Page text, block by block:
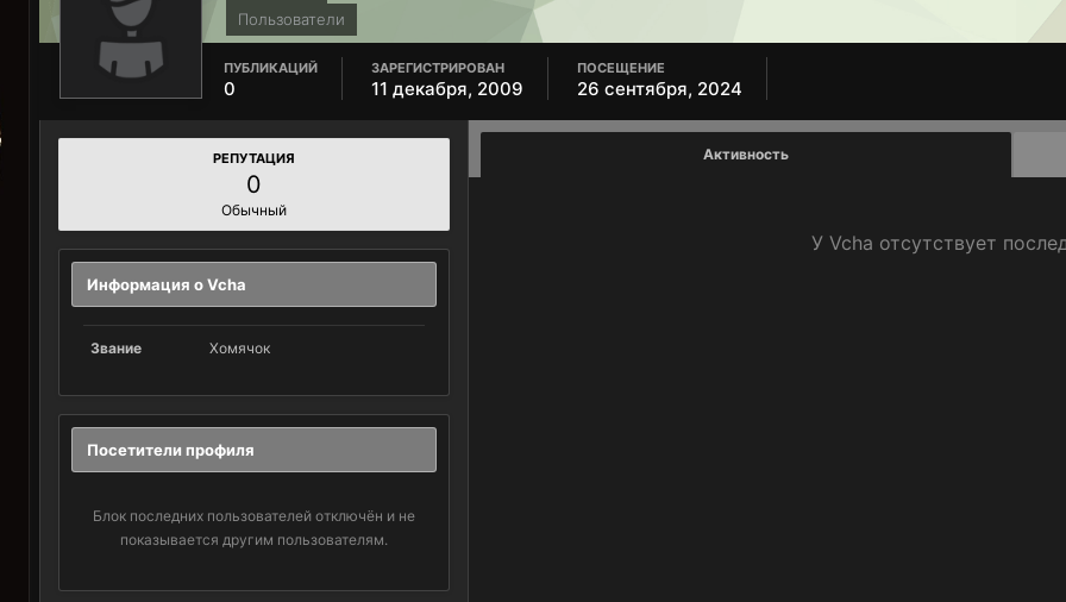
Пользователи
ПУБЛИКАЦИЙ
0
ЗАРЕГИСТРИРОВАН
11 декабря, 2009
ПОСЕЩЕНИЕ
26 сентября, 2024
РЕПУТАЦИЯ
0
Обычный
Информация о Vcha
Звание Хомячок
Посетители профиля
Блок последних пользователей отключён и не
показывается другим пользователям.
Активность
У Vcha отсутствует